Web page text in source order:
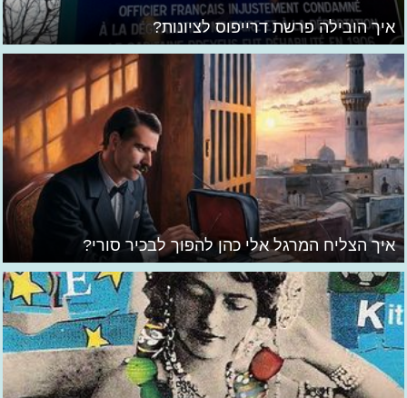
איך הובילה פרשת דרייפוס לציונות?
איך הצליח המרגל אלי כהן להפוך לבכיר סורי?